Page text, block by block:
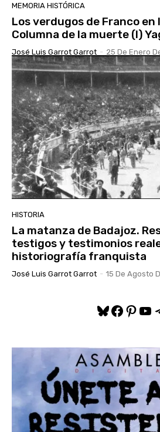
MEMORIA HISTÓRICA
Los verdugos de Franco en
Columna de la muerte (I)
José Luis Garrot Garrot - 25 De Enero
HISTORIA
La matanza de Badajoz.
testigos y testimonios
historiografía franquista
José Luis Garrot Garrot - 15 De Agosto
Bluesky